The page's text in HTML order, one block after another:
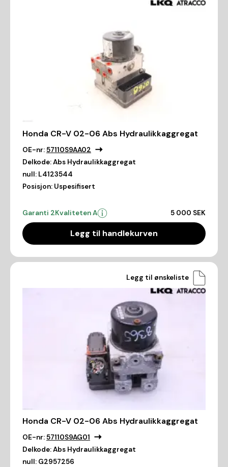
Honda CR-V 02-06 Abs Hydraulikkaggregat
OE-nr:57110S9AA02
Delkode:Abs Hydraulikkaggregat
null: L4123544
Posisjon: Uspesifisert
Garanti 2Kvaliteten A 5 000 SEK
Legg til handlekurven
Legg til ønskeliste
Honda CR-V 02-06 Abs Hydraulikkaggregat
OE-nr:57110S9AG01
Delkode:Abs Hydraulikkaggregat
null: G2957256